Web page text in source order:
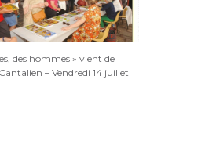
des hommes » vient de
– Vendredi 14 juillet